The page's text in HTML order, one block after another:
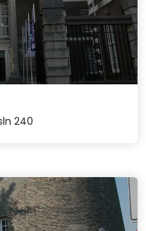
240